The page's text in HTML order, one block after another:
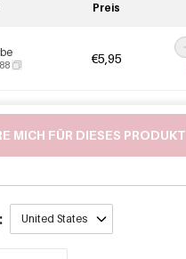
Preis
€5,95
MICH FÜR DIESES PRODUKT
United States